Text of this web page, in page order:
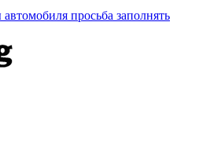
просьба заполнять